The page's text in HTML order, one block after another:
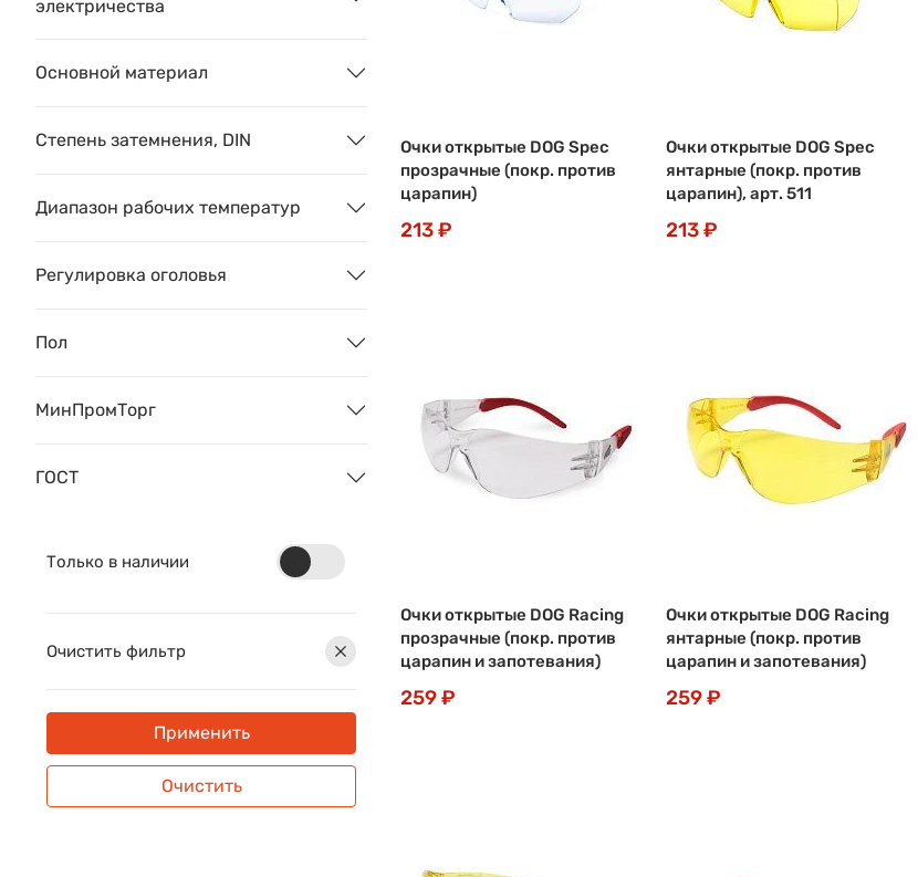
электричества
Основной материал
Степень затемнения, DIN
Диапазон рабочих температур
Регулировка оголовья
Пол
МинПромТорг
ГОСТ
Только в наличии
Очистить фильтр
Применить
Очистить
Очки открытые DOG Spec
прозрачные (покр. против
царапин)
213 ₽
Очки открытые DOG Spec
янтарные (покр. против
царапин), арт. 511
213 ₽
Очки открытые DOG Racing
прозрачные (покр. против
царапин и запотевания)
259 ₽
Очки открытые DOG Racing
янтарные (покр. против
царапин и запотевания)
259 ₽